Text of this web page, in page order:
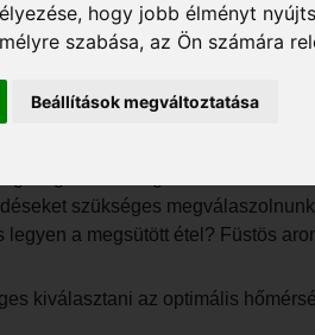
, hogy jobb élményt
szabása,az Ön számára
Beállítások megváltoztatása
grillezővel!
szükséges
legyen a megsütött étel? Füstös
kiválasztani az optimális